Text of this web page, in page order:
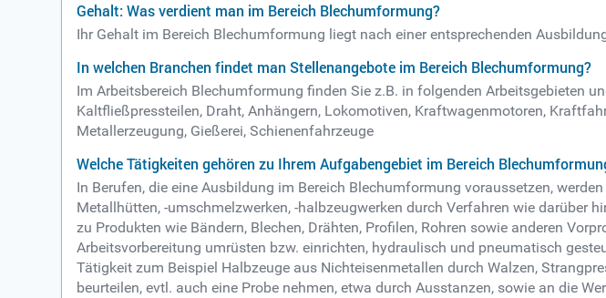
Gehalt: Was verdient man im Bereich Blechumformung?
Ihr Gehalt im Bereich Blechumformung liegt nach einer entsprechenden
In welchen Branchen findet man Stellenangebote im Bereich Blechumformung?
Im Arbeitsbereich Blechumformung finden Sie z.B. in folgenden Arbeitsgebieten
Kaltfließpressteilen, Draht, Anhängern, Lokomotiven, Kraftwagenmotoren,
Metallerzeugung, Gießerei, Schienenfahrzeuge
Welche Tätigkeiten gehören zu Ihrem Aufgabengebiet im Bereich
In Berufen, die eine Ausbildung im Bereich Blechumformung voraussetzen,
Metallhütten, -umschmelzwerken, -halbzeugwerken durch Verfahren wie darüber
zu Produkten wie Bändern, Blechen, Drähten, Profilen, Rohren sowie anderen
Arbeitsvorbereitung umrüsten bzw. einrichten, hydraulisch und pneumatisch
Tätigkeit zum Beispiel Halbzeuge aus Nichteisenmetallen durch Walzen,
beurteilen, evtl. auch eine Probe nehmen, etwa durch Ausstanzen, sowie an die